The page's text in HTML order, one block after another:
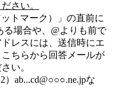
さい。
トマーク）」の直前に
る場合や、@よりも前で
レスには、送信時にエ
ちらから回答メールが
い。
）ab...cd@○○○.ne.jpな